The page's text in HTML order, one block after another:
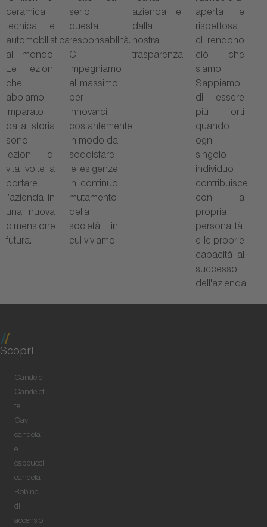
ceramica
tecnica e
automobilistica
al mondo.
Le lezioni
che
abbiamo
imparato
dalla storia
sono
lezioni di
vita volte a
portare
l’azienda in
una nuova
dimensione
futura.
serio
questa
responsabilità.
Ci
impegniamo
al massimo
per
innovarci
costantemente,
in modo da
soddisfare
le esigenze
in continuo
mutamento
della
società in
cui viviamo.
aziendali e
dalla
nostra
trasparenza.
aperta e
rispettosa
ci rendono
ciò che
siamo.
Sappiamo
di essere
più forti
quando
ogni
singolo
individuo
contribuisce
con la
propria
personalità
e le proprie
capacità al
successo
dell'azienda.
Scopri
Candele
Candelet
te
Cavi
candela
e
cappucci
candela
Bobine
di
accensio